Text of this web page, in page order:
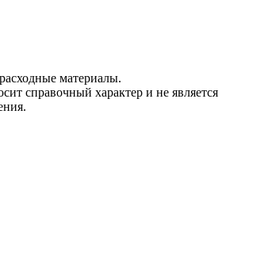
материалы.
справочный характер и не является